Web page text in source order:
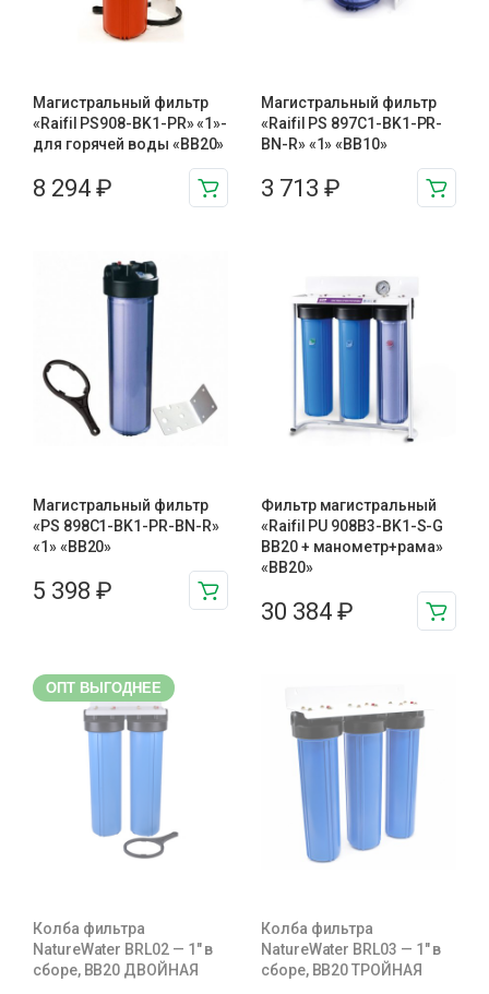
Магистральный фильтр
«Raifil PS908-BK1-PR» «1»-
для горячей воды «BB20»
8 294 ₽
Магистральный фильтр
«Raifil PS 897C1-BK1-PR-
BN-R» «1» «BB10»
3 713 ₽
Магистральный фильтр
«PS 898C1-BK1-PR-BN-R»
«1» «BB20»
5 398 ₽
Фильтр магистральный
«Raifil PU 908B3-BK1-S-G
BB20 + манометр+рама»
«BB20»
30 384 ₽
ОПТ ВЫГОДНЕЕ
Колба фильтра
NatureWater BRL02 — 1″ в
сборе, BB20 ДВОЙНАЯ
Колба фильтра
NatureWater BRL03 — 1″ в
сборе, BB20 ТРОЙНАЯ